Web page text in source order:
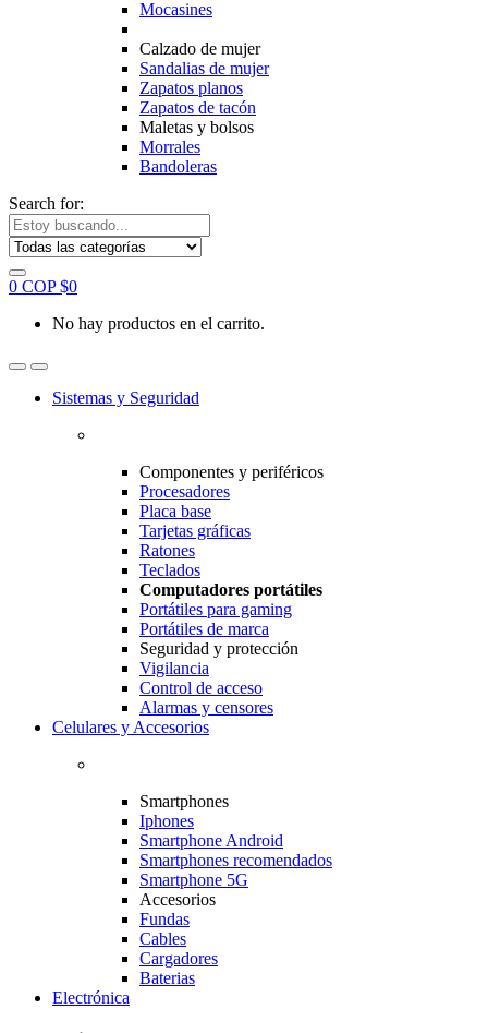
Mocasines
Calzado de mujer
Sandalias de mujer
Zapatos planos
Zapatos de tacón
Maletas y bolsos
Morrales
Bandoleras
Search for:
0 COP $0
No hay productos en el carrito.
Sistemas y Seguridad
Componentes y periféricos
Procesadores
Placa base
Tarjetas gráficas
Ratones
Teclados
Computadores portátiles
Portátiles para gaming
Portátiles de marca
Seguridad y protección
Vigilancia
Control de acceso
Alarmas y censores
Celulares y Accesorios
Smartphones
Iphones
Smartphone Android
Smartphones recomendados
Smartphone 5G
Accesorios
Fundas
Cables
Cargadores
Baterias
Electrónica